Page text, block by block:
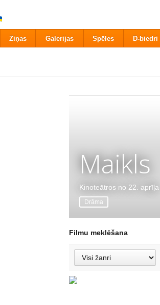
Ziņas Galerijas Spēles D-biedri
Maikls
Kinoteātros no 22. aprīļa
Drāma
Filmu meklēšana